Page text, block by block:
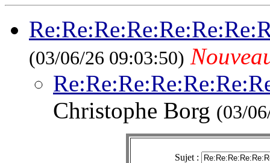
(03/06/26 09:03:50)
Christophe Borg (03/
Sujet :